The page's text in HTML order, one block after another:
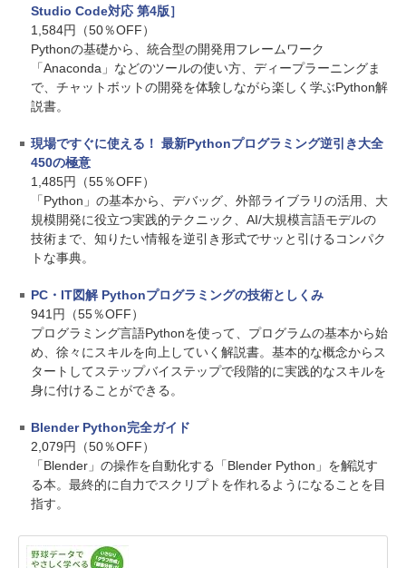
Studio Code対応 第4版］
1,584円（50％OFF）
Pythonの基礎から、統合型の開発用フレームワーク
「Anaconda」などのツールの使い方、ディープラーニングま
で、チャットボットの開発を体験しながら楽しく学ぶPython解
説書。
現場ですぐに使える！ 最新Pythonプログラミング逆引き大全
450の極意
1,485円（55％OFF）
「Python」の基本から、デバッグ、外部ライブラリの活用、大
規模開発に役立つ実践的テクニック、AI/大規模言語モデルの
技術まで、知りたい情報を逆引き形式でサッと引けるコンパク
トな事典。
PC・IT図解 Pythonプログラミングの技術としくみ
941円（55％OFF）
プログラミング言語Pythonを使って、プログラムの基本から始
め、徐々にスキルを向上していく解説書。基本的な概念からス
タートしてステップバイステップで段階的に実践的なスキルを
身に付けることができる。
Blender Python完全ガイド
2,079円（50％OFF）
「Blender」の操作を自動化する「Blender Python」を解説す
る本。最終的に自力でスクリプトを作れるようになることを目
指す。